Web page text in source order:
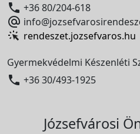
 +36 80/204-618

rendeszet.jozsefvaros.hu
Gyermekvédelmi Készenléti
 +36 30/493-1925
Józsefvárosi